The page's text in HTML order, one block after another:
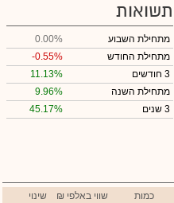
תשואות
מתחילת השבוע
0.00%
מתחילת החודש
-0.55%
3 חודשים
11.13%
מתחילת השנה
9.96%
3 שנים
45.17%
כמות ₪ שווי באלפי
שינוי